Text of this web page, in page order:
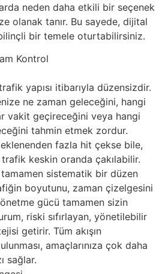
neden daha etkili bir seçenek
olanak tanır. Bu sayede, dijital
bir temele oturtabilirsiniz.
Kontrol
yapısı itibarıyla düzensizdir.
ne zaman geleceğini, hangi
vakit geçireceğini veya hangi
tahmin etmek zordur.
fazla hit çekse bile,
trafik keskin oranda çakılabilir.
sistematik bir düzen
boyutunu, zaman çizelgesini
gücü tamamen sizin
riski sıfırlayan, yönetilebilir
getirir. Tüm akışın
amaçlarınıza çok daha
sağlar.